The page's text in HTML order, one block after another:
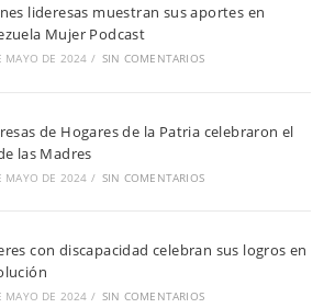
lideresas muestran sus aportes en
Mujer Podcast
MAYO DE 2024 / SIN COMENTARIOS
de Hogares de la Patria celebraron el
las Madres
MAYO DE 2024 / SIN COMENTARIOS
con discapacidad celebran sus logros en
MAYO DE 2024 / SIN COMENTARIOS